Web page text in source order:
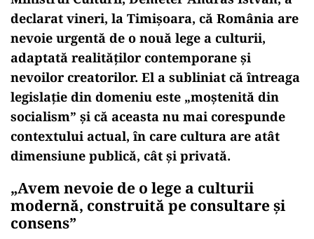
declarat vineri, la Timișoara, că România are
nevoie urgentă de o nouă lege a culturii,
adaptată realităților contemporane și
nevoilor creatorilor. El a subliniat că întreaga
legislație din domeniu este „moștenită din
socialism” și că aceasta nu mai corespunde
contextului actual, în care cultura are atât
dimensiune publică, cât și privată.
„Avem nevoie de o lege a culturii
modernă, construită pe consultare și
consens”